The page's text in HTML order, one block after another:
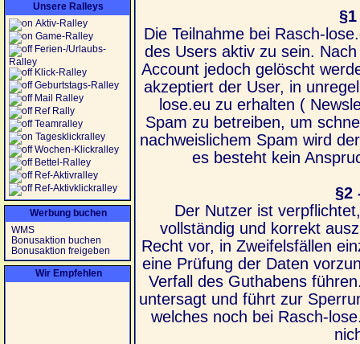
Unsere Ralleys
Aktiv-Ralley
Game-Ralley
Ferien-/Urlaubs-
Ralley
Klick-Ralley
Geburtstags-Ralley
Mail Ralley
Ref Rally
Teamralley
Tagesklickralley
Wochen-Klickralley
Bettel-Ralley
Ref-Aktivralley
Ref-Aktivklickralley
Werbung buchen
WMS
Bonusaktion buchen
Bonusaktion freigeben
Wir Empfehlen
Die Teilnahme bei Rasch-
des Users aktiv zu sein.
Account jedoch gelöscht
akzeptiert der User, in
lose.eu zu erhalten (
Spam zu betreiben, um
nachweislichem Spam wird
es besteht kein
§2
Der Nutzer ist
vollständig und korrekt
Recht vor, in Zweifelsfällen
eine Prüfung der Daten
Verfall des Guthabens
untersagt und führt zur
welches noch bei Rasch-